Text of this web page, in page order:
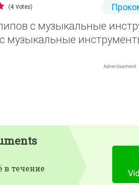
(4 votes)
с музыкальные
музыкальные
в течение